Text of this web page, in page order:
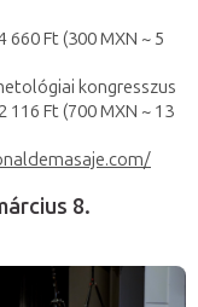
Ft (300 MXN ~ 5
kongresszus
116 Ft (700 MXN ~ 13
8.